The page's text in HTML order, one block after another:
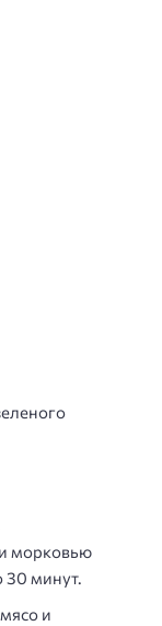
морковью
30 минут.
и